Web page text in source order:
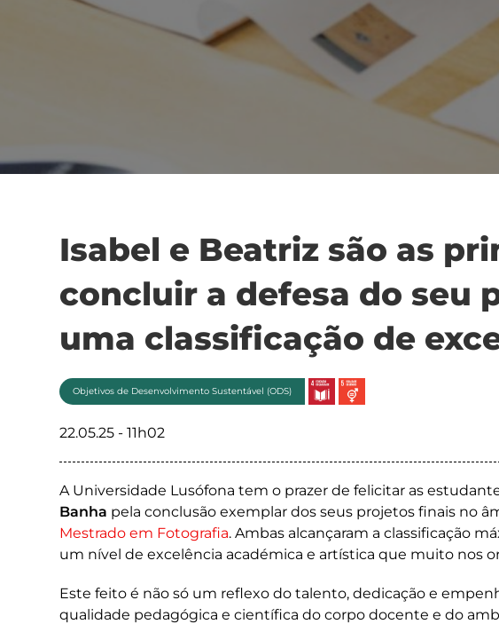
Isabel e Beatriz são as
concluir a defesa do seu
uma classificação de
Objetivos de Desenvolvimento Sustentável (ODS)
22.05.25 - 11h02
A Universidade Lusófona tem o prazer de felicitar as
Banha pela conclusão exemplar dos seus projetos finais no
Mestrado em Fotografia. Ambas alcançaram a classificação
um nível de excelência académica e artística que muito nos
Este feito é não só um reflexo do talento, dedicação e
qualidade pedagógica e científica do corpo docente e do